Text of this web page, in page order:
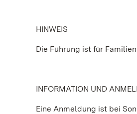
HINWEIS
Die Führung ist für
INFORMATION UND
Eine Anmeldung ist bei